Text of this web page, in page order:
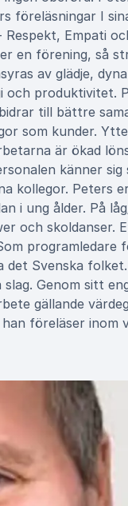
föreläsningar I
Empati
en förening, så
av glädje,
produktivitet.
till bättre
som kunder.
är ökad
känner
kollegor. Peters
i ung ålder. På
och skoldanser.
programledare
det Svenska
Genom sitt
gällande
föreläser